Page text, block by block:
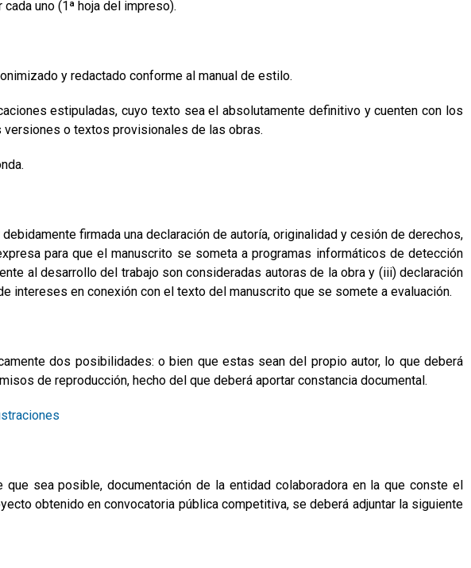
uno (1ª hoja del impreso).
y redactado conforme al manual de estilo.
estipuladas, cuyo texto sea el absolutamente definitivo y cuenten con los
o textos provisionales de las obras.
firmada una declaración de autoría, originalidad y cesión de derechos,
para que el manuscrito se someta a programas informáticos de detección
al desarrollo del trabajo son consideradas autoras de la obra y (iii) declaración
intereses en conexión con el texto del manuscrito que se somete a evaluación.
dos posibilidades: o bien que estas sean del propio autor, lo que deberá
de reproducción, hecho del que deberá aportar constancia documental.
sea posible, documentación de la entidad colaboradora en la que conste el
obtenido en convocatoria pública competitiva, se deberá adjuntar la siguiente